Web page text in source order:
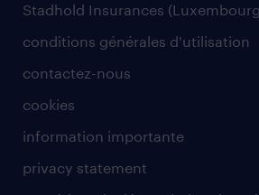
Stadhold Insurances
conditions générales d'utilisation
contactez-nous
cookies
information importante
privacy statement